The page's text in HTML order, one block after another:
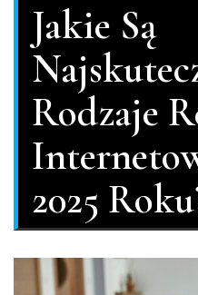
Jakie Są
Rodzaje
2025